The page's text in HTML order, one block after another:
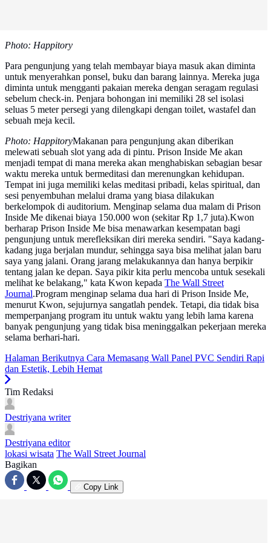
Photo: Happitory
Para pengunjung yang telah membayar biaya masuk akan diminta
untuk menyerahkan ponsel, buku dan barang lainnya. Mereka juga
diminta untuk mengganti pakaian mereka dengan seragam regulasi
sebelum check-in. Penjara bohongan ini memiliki 28 sel isolasi
seluas 5 meter persegi yang dilengkapi dengan toilet, wastafel dan
sebuah meja kecil.
Photo: HappitoryMakanan para pengunjung akan diberikan
melewati sebuah slot yang ada di pintu. Prison Inside Me akan
menjadi tempat di mana mereka akan menghabiskan sebagian besar
waktu mereka untuk bermeditasi dan merenungkan kehidupan.
Tempat ini juga memiliki kelas meditasi pribadi, kelas spiritual, dan
sesi penyembuhan melalui drama yang biasa dilakukan
berkelompok di auditorium. Menginap selama dua malam di Prison
Inside Me dikenai biaya 150.000 won (sekitar Rp 1,7 juta).Kwon
berharap Prison Inside Me bisa menawarkan kesempatan bagi
pengunjung untuk merefleksikan diri mereka sendiri. "Saya kadang-
kadang juga berjalan mundur, sehingga saya bisa melihat jalan baru
saya yang jalani. Orang jarang melakukannya dan hanya berpikir
tentang jalan ke depan. Saya pikir kita perlu mencoba untuk sesekali
melihat ke belakang," kata Kwon kepada The Wall Street
Journal.Program menginap selama dua hari di Prison Inside Me,
menurut Kwon, sejujurnya sangatlah pendek. Tetapi, dia tidak bisa
memperpanjang program itu untuk waktu yang lebih lama karena
banyak pengunjung yang tidak bisa meninggalkan pekerjaan mereka
selama berhari-hari.
Halaman Berikutnya Cara Memasang Wall Panel PVC Sendiri Rapi
dan Estetik, Lebih Hemat
Tim Redaksi
Destriyana writer
Destriyana editor
lokasi wisata The Wall Street Journal
Bagikan
Copy Link